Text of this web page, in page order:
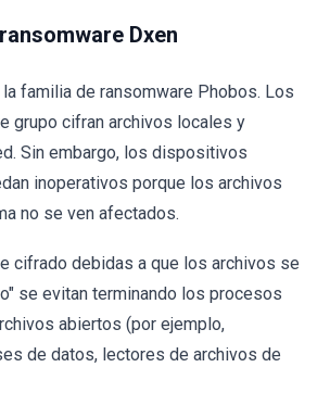
Dxen
familia de ransomware Phobos. Los
grupo cifran archivos locales y
Sin embargo, los dispositivos
inoperativos porque los archivos
no se ven afectados.
cifrado debidas a que los archivos se
se evitan terminando los procesos
abiertos (por ejemplo,
de datos, lectores de archivos de